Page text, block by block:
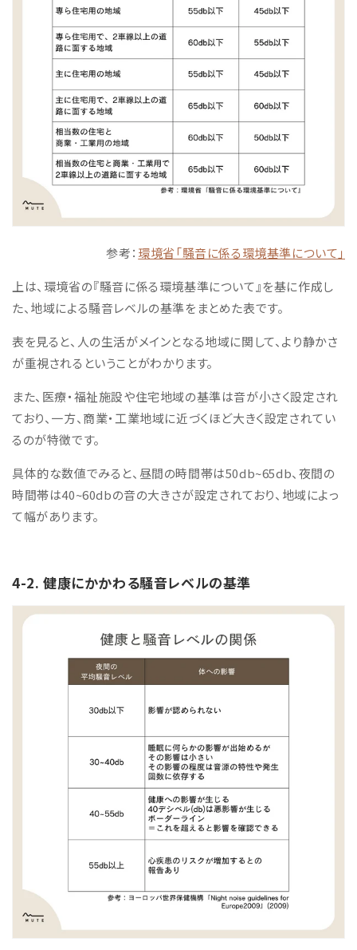
参考： 環境省「騒音に係る環境基準について」
上は、環境省の『騒音に係る環境基準について』を基に作成し
た、地域による騒音レベルの基準をまとめた表です。
表を見ると、人の生活がメインとなる地域に関して、より静かさ
が重視されるということがわかります。
また、医療・福祉施設や住宅地域の基準は音が小さく設定され
ており、一方、商業・工業地域に近づくほど大きく設定されてい
るのが特徴です。
具体的な数値でみると、昼間の時間帯は50db~65db、夜間の
時間帯は40~60dbの音の大きさが設定されており、地域によっ
て幅があります。
4-2. 健康にかかわる騒音レベルの基準